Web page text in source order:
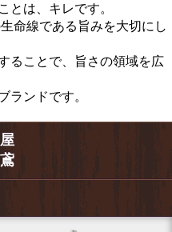
とは、キレです。
命線である旨みを大切にし
ることで、旨さの領域を広
ランドです。